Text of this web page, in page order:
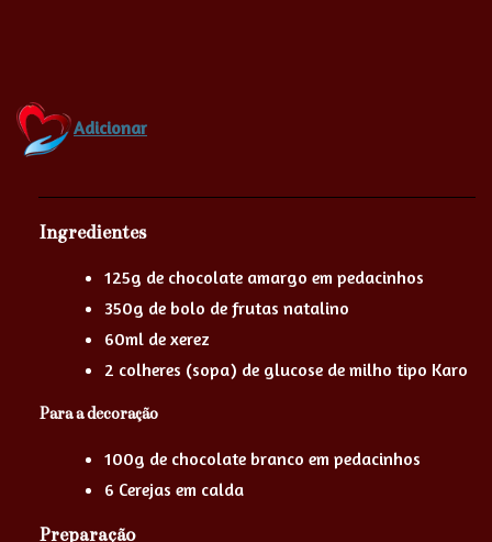
Adicionar
Ingredientes
125g de chocolate amargo em pedacinhos
350g de bolo de frutas natalino
60ml de xerez
2 colheres (sopa) de glucose de milho tipo Karo
Para a decoração
100g de chocolate branco em pedacinhos
6 Cerejas em calda
Preparação